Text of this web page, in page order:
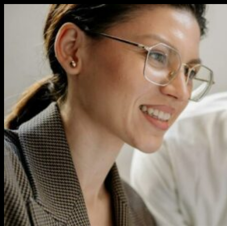
содержимому